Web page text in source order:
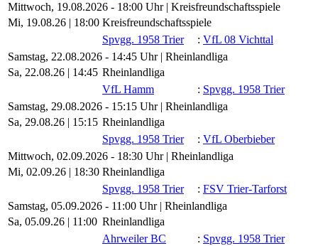
Mittwoch, 19.08.2026 - 18:00 Uhr | Kreisfreundschaftsspiele
Mi, 19.08.26 | 18:00 Kreisfreundschaftsspiele
Spvgg. 1958 Trier
: VfL 08 Vichttal
Samstag, 22.08.2026 - 14:45 Uhr | Rheinlandliga
Sa, 22.08.26 | 14:45 Rheinlandliga
VfL Hamm
: Spvgg. 1958 Trier
Samstag, 29.08.2026 - 15:15 Uhr | Rheinlandliga
Sa, 29.08.26 | 15:15 Rheinlandliga
Spvgg. 1958 Trier
: VfL Oberbieber
Mittwoch, 02.09.2026 - 18:30 Uhr | Rheinlandliga
Mi, 02.09.26 | 18:30 Rheinlandliga
Spvgg. 1958 Trier
: FSV Trier-Tarforst
Samstag, 05.09.2026 - 11:00 Uhr | Rheinlandliga
Sa, 05.09.26 | 11:00 Rheinlandliga
Ahrweiler BC
: Spvgg. 1958 Trier